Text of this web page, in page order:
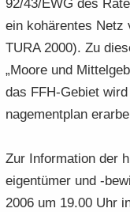
n
­
d
e
a
v
i
­
o
n
i
­
o
n
n
­
d
a
v
i
t
i
­
o
92/43/EWG des
ein ko­hä­ren­tes
TU­RA 2000). Zu
„Moore und
das FFH-​Gebiet
nage­ment­plan
Zur In­for­ma­ti­on der
ei­gen­tü­mer und -​
2006 um 19.00 Uhr
a
­
t
i
n